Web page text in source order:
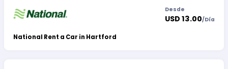
National Rent a Car in Hartford
Desde
USD 13.00/Día